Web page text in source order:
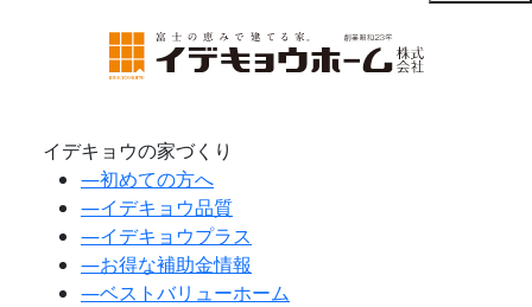
イデキョウの家づくり
―初めての方へ
―イデキョウ品質
―イデキョウプラス
―お得な補助金情報
―ベストバリューホーム